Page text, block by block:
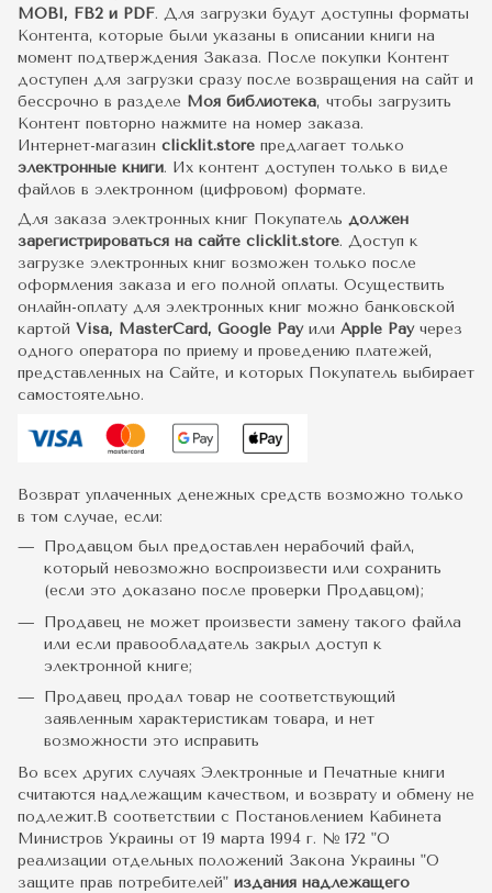
MOBI, FB2 и PDF. Для загрузки будут доступны форматы
Контента, которые были указаны в описании книги на
момент подтверждения Заказа. После покупки Контент
доступен для загрузки сразу после возвращения на сайт и
бессрочно в разделе Моя библиотека, чтобы загрузить
Контент повторно нажмите на номер заказа.
Интернет-магазин clicklit.store предлагает только
электронные книги. Их контент доступен только в виде
файлов в электронном (цифровом) формате.
Для заказа электронных книг Покупатель должен
зарегистрироваться на сайте clicklit.store. Доступ к
загрузке электронных книг возможен только после
оформления заказа и его полной оплаты. Осуществить
онлайн-оплату для электронных книг можно банковской
картой Visa, MasterCard, Google Pay или Apple Payчерез
одного оператора по приему и проведению платежей,
представленных на Сайте, и которых Покупатель выбирает
самостоятельно.
Возврат уплаченных денежных средств возможно только
в том случае, если:
Продавцом был предоставлен нерабочий файл,
который невозможно воспроизвести или сохранить
(если это доказано после проверки Продавцом);
Продавец не может произвести замену такого файла
или если правообладатель закрыл доступ к
электронной книге;
Продавец продал товар не соответствующий
заявленным характеристикам товара, и нет
возможности это исправить
Во всех других случаях Электронные и Печатные книги
считаются надлежащим качеством, и возврату и обмену не
подлежит.В соответствии с Постановлением Кабинета
Министров Украины от 19 марта 1994 г. № 172 "О
реализации отдельных положений Закона Украины "О
защите прав потребителей" издания надлежащего